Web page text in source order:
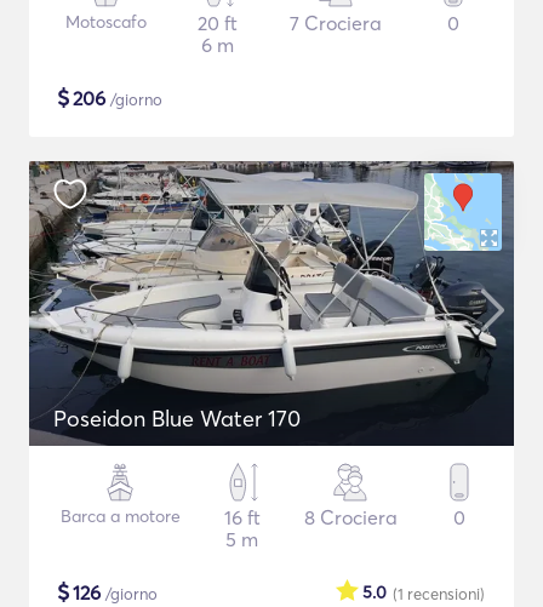
Motoscafo
20 ft
6 m
7 Crociera 0
$206 /giorno
Poseidon Blue Water 170
Barca a motore
16 ft
5 m
8 Crociera 0
$126 /giorno (1 recensioni)
5.0